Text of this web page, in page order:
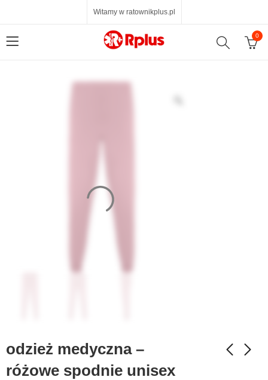
Witamy w ratownikplus.pl
0
odzież medyczna –
różowe spodnie unisex